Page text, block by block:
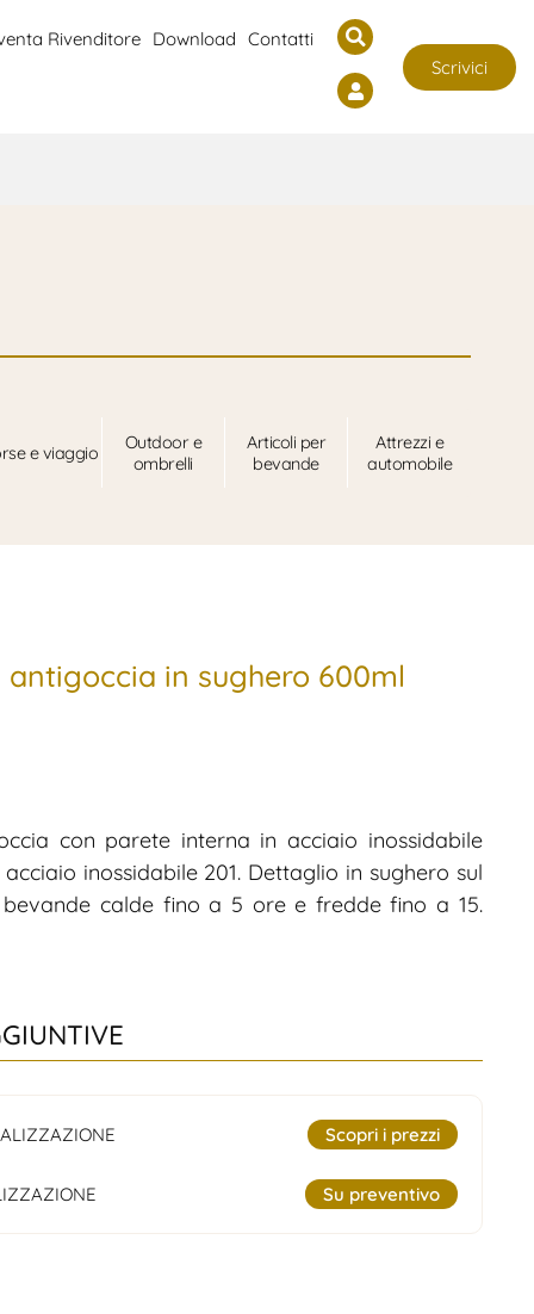
Rivenditore Download Contatti
Scrivici
e viaggio
Outdoor e
ombrelli
Articoli per
bevande
Attrezzi e
automobile
in sughero 600ml
con parete interna in acciaio inossidabile
inossidabile 201. Dettaglio in sughero sul
calde fino a 5 ore e fredde fino a 15.
Scopri i prezzi
Su preventivo